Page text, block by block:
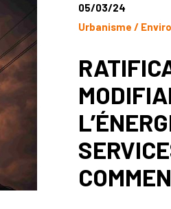
05/03/24
Urbanisme /